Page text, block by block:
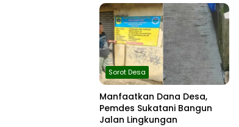
Sorot Desa
Manfaatkan Dana Desa,
Pemdes Sukatani Bangun
Jalan Lingkungan